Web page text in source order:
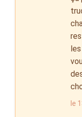
le